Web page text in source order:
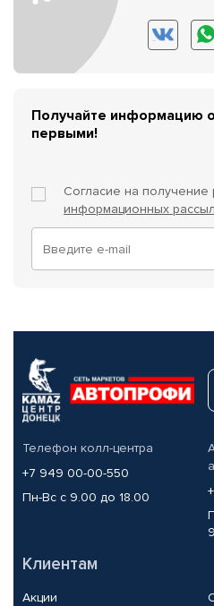
Получайте информацию
первыми!
Согласие на получение
информационных
Телефон колл-центра
+7 949 00-00-550
Пн-Вс с 9.00 до 18.00
Клиентам
Акции